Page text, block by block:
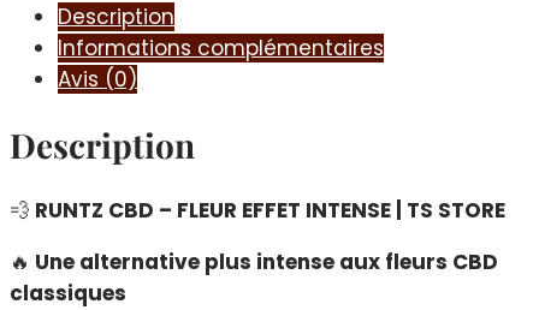
Description
Informations complémentaires
Avis (0)
Description
💨 RUNTZ CBD – FLEUR EFFET INTENSE | TS STORE
🔥 Une alternative plus intense aux fleurs CBD
classiques